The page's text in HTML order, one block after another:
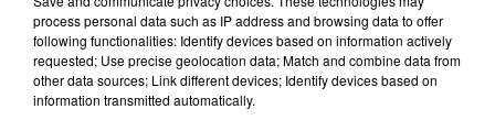
Musique
RÜFÜS DU SOL annonce un nouvel
album après sa tournée mondiale
process personal data such as IP address and browsing data to offer
following functionalities: Identify devices based on information actively
requested; Use precise geolocation data; Match and combine data from
other data sources; Link different devices; Identify devices based on
information transmitted automatically.